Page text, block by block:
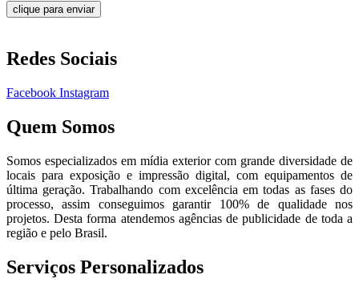
clique para enviar
Redes Sociais
Facebook Instagram
Quem Somos
Somos especializados em mídia exterior com grande diversidade de
locais para exposição e impressão digital, com equipamentos de
última geração. Trabalhando com excelência em todas as fases do
processo, assim conseguimos garantir 100% de qualidade nos
projetos. Desta forma atendemos agências de publicidade de toda a
região e pelo Brasil.
Serviços Personalizados